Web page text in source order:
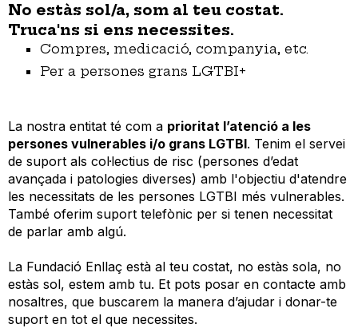
No estàs sol/a, som al teu costat.
Truca'ns si ens necessites.
Compres, medicació, companyia, etc.
Per a persones grans LGTBI+
La nostra entitat té com a prioritat l’atenció a les
persones vulnerables i/o grans LGTBI. Tenim el servei
de suport als col·lectius de risc (persones d’edat
avançada i patologies diverses) amb l'objectiu d'atendre
les necessitats de les persones LGTBI més vulnerables.
També oferim suport telefònic per si tenen necessitat
de parlar amb algú.
La Fundació Enllaç està al teu costat, no estàs sola, no
estàs sol, estem amb tu. Et pots posar en contacte amb
nosaltres, que buscarem la manera d’ajudar i donar-te
suport en tot el que necessites.